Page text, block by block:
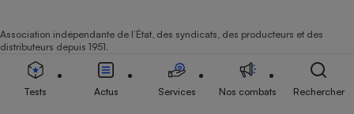
Association indépendante de l’État, des syndicats, des producteurs et des
distributeurs depuis 1951.
Tests Actus Services Nos combats Rechercher